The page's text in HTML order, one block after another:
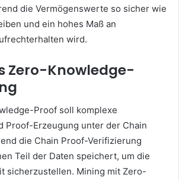
die Vermögenswerte so sicher wie
und ein hohes Maß an
wird.
Zero-Knowledge-
Proof soll komplexe
Proof-Erzeugung unter der Chain
die Chain Proof-Verifizierung
Teil der Daten speichert, um die
sicherzustellen. Mining mit Zero-